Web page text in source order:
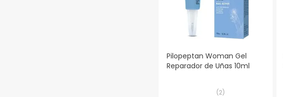
Pilopeptan Woman Gel
Reparador de Uñas 10ml
(2)